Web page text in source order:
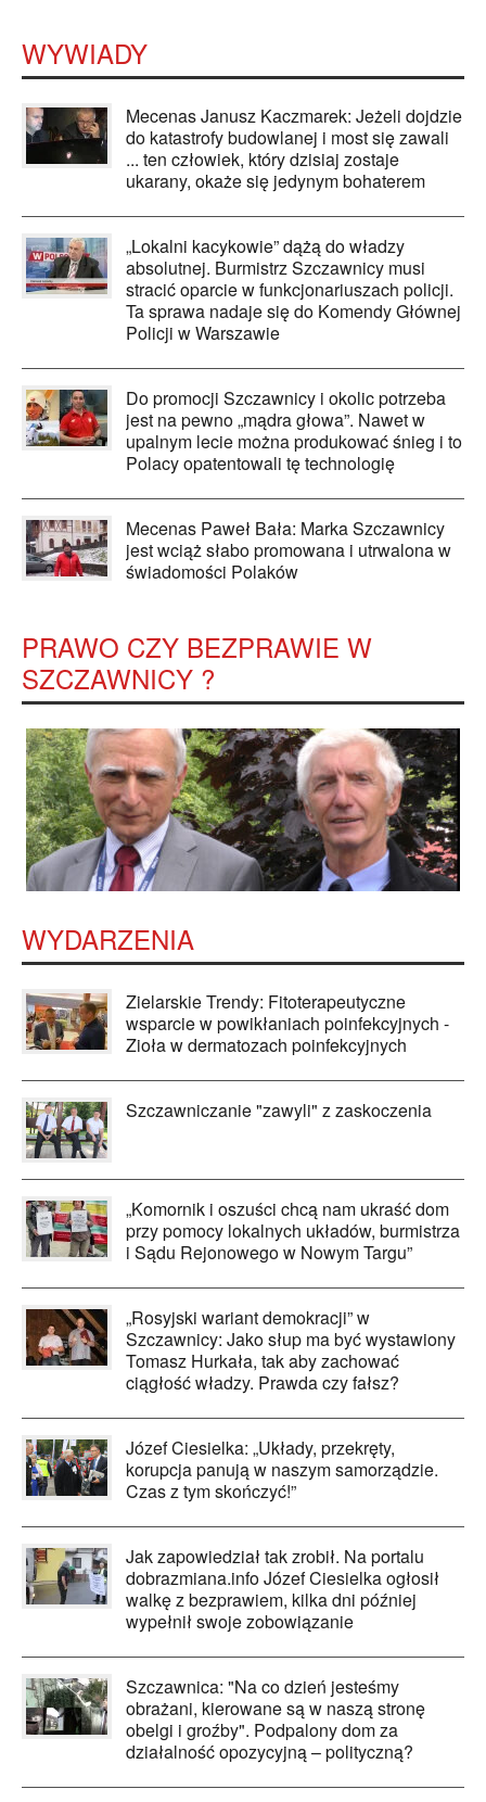
WYWIADY
Mecenas Janusz Kaczmarek: Jeżeli dojdzie
do katastrofy budowlanej i most się zawali
... ten człowiek, który dzisiaj zostaje
ukarany, okaże się jedynym bohaterem
„Lokalni kacykowie” dążą do władzy
absolutnej. Burmistrz Szczawnicy musi
stracić oparcie w funkcjonariuszach policji.
Ta sprawa nadaje się do Komendy Głównej
Policji w Warszawie
Do promocji Szczawnicy i okolic potrzeba
jest na pewno „mądra głowa”. Nawet w
upalnym lecie można produkować śnieg i to
Polacy opatentowali tę technologię
Mecenas Paweł Bała: Marka Szczawnicy
jest wciąż słabo promowana i utrwalona w
świadomości Polaków
PRAWO CZY BEZPRAWIE W
SZCZAWNICY ?
WYDARZENIA
Zielarskie Trendy: Fitoterapeutyczne
wsparcie w powikłaniach poinfekcyjnych -
Zioła w dermatozach poinfekcyjnych
Szczawniczanie "zawyli" z zaskoczenia
„Komornik i oszuści chcą nam ukraść dom
przy pomocy lokalnych układów, burmistrza
i Sądu Rejonowego w Nowym Targu”
„Rosyjski wariant demokracji” w
Szczawnicy: Jako słup ma być wystawiony
Tomasz Hurkała, tak aby zachować
ciągłość władzy. Prawda czy fałsz?
Józef Ciesielka: „Układy, przekręty,
korupcja panują w naszym samorządzie.
Czas z tym skończyć!”
Jak zapowiedział tak zrobił. Na portalu
dobrazmiana.info Józef Ciesielka ogłosił
walkę z bezprawiem, kilka dni później
wypełnił swoje zobowiązanie
Szczawnica: "Na co dzień jesteśmy
obrażani, kierowane są w naszą stronę
obelgi i groźby". Podpalony dom za
działalność opozycyjną – polityczną?